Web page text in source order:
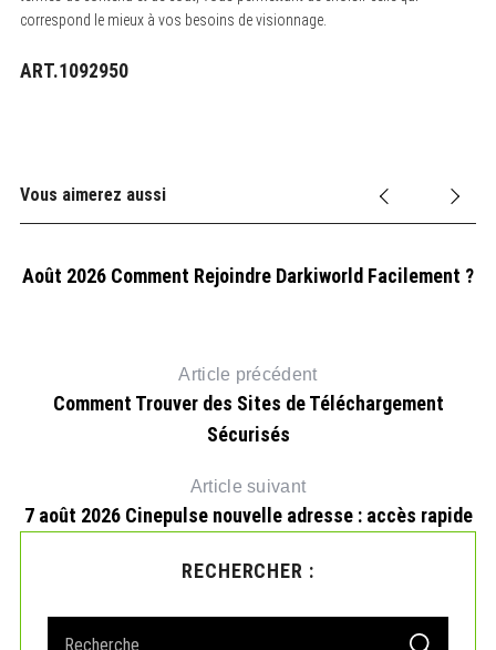
correspond le mieux à vos besoins de visionnage.
ART.1092950
Vous aimerez aussi
Août 2026 Comment Rejoindre Darkiworld Facilement ?
Article précédent
Comment Trouver des Sites de Téléchargement
Sécurisés
Article suivant
7 août 2026 Cinepulse nouvelle adresse : accès rapide
RECHERCHER :